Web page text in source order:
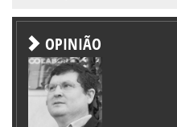
OPINIÃO